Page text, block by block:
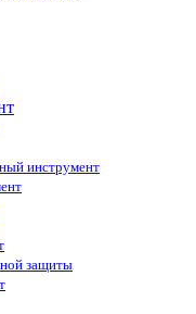
инструмент
защиты